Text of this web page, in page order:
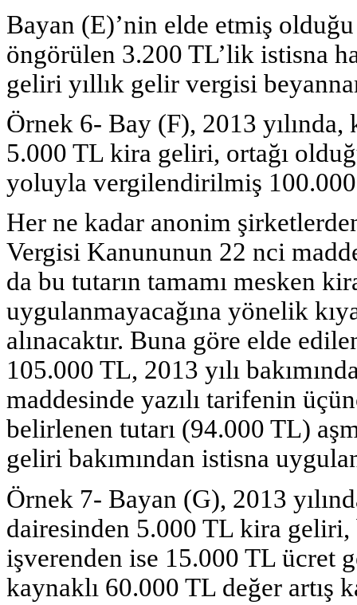
Bayan (E)’nin elde etmiş
öngörülen 3.200 TL’lik istisna
geliri yıllık gelir vergisi
Örnek 6- Bay (F), 2013
5.000 TL kira geliri, ortağı
yoluyla vergilendirilmiş
Her ne kadar anonim
Vergisi Kanununun 22 nci
da bu tutarın tamamı mesken
uygulanmayacağına yönelik
alınacaktır. Buna göre elde
105.000 TL, 2013 yılı
maddesinde yazılı tarifenin
belirlenen tutarı (94.000 TL)
geliri bakımından istisna
Örnek 7- Bayan (G), 2013
dairesinden 5.000 TL kira
işverenden ise 15.000 TL ücret
kaynaklı 60.000 TL değer artış